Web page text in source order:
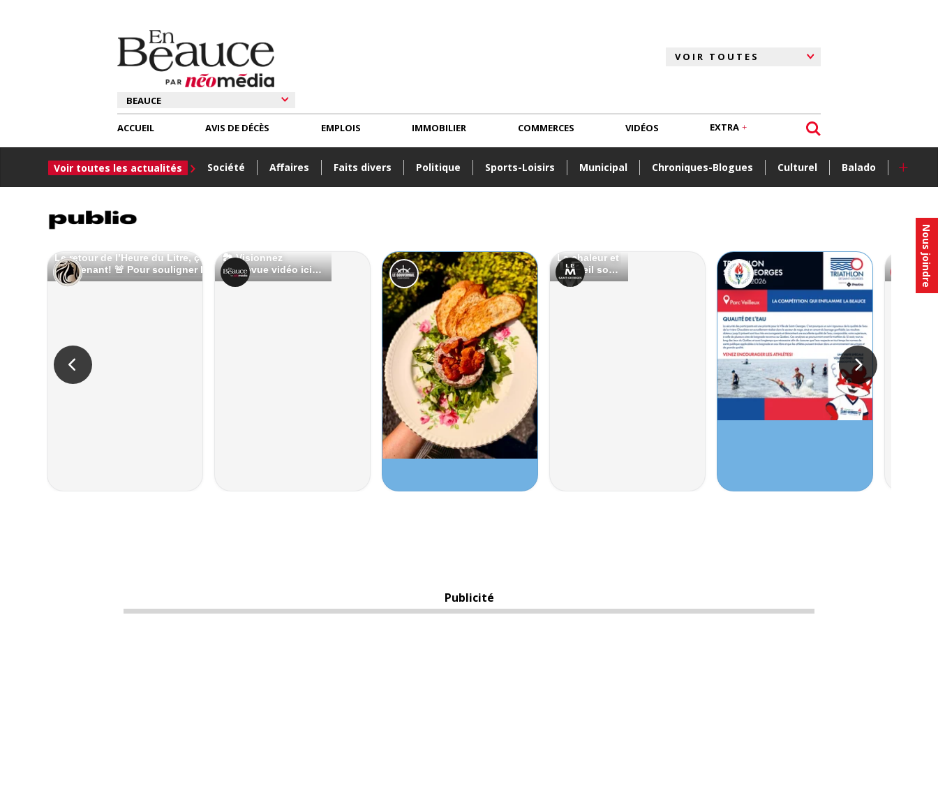
Nous joindre
ACCUEIL
Voir toutes les actualités Société Affaires Faits divers Politique Sports-Loisirs Municipal Chroniques-Blogues Culturel Balado +
AVIS DE DÉCÈS EMPLOIS IMMOBILIER COMMERCES VIDÉOS EXTRA
Publicité